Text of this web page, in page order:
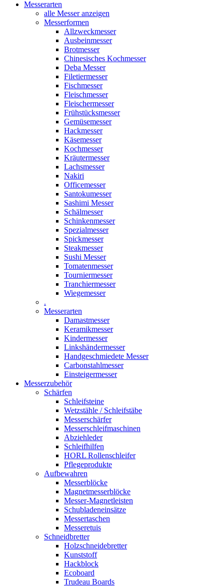
Messerarten
alle Messer anzeigen
Messerformen
Allzweckmesser
Ausbeinmesser
Brotmesser
Chinesisches Kochmesser
Deba Messer
Filetiermesser
Fischmesser
Fleischmesser
Fleischermesser
Frühstücksmesser
Gemüsemesser
Hackmesser
Käsemesser
Kochmesser
Kräutermesser
Lachsmesser
Nakiri
Officemesser
Santokumesser
Sashimi Messer
Schälmesser
Schinkenmesser
Spezialmesser
Spickmesser
Steakmesser
Sushi Messer
Tomatenmesser
Tourniermesser
Tranchiermesser
Wiegemesser
.
Messerarten
Damastmesser
Keramikmesser
Kindermesser
Linkshändermesser
Handgeschmiedete Messer
Carbonstahlmesser
Einsteigermesser
Messerzubehör
Schärfen
Schleifsteine
Wetzstähle / Schleifstäbe
Messerschärfer
Messerschleifmaschinen
Abziehleder
Schleifhilfen
HORL Rollenschleifer
Pflegeprodukte
Aufbewahren
Messerblöcke
Magnetmesserblöcke
Messer-Magnetleisten
Schubladeneinsätze
Messertaschen
Messeretuis
Schneidbretter
Holzschneidebretter
Kunststoff
Hackblock
Ecoboard
Trudeau Boards